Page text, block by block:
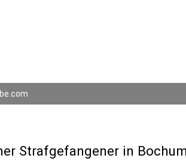
Strafgefangener in